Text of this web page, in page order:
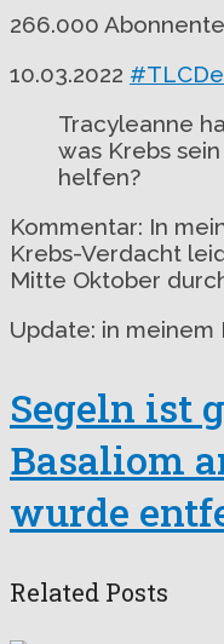
266.000
10.03.2022
Tracyleanne
was Krebs
helfen?
Kommentar: In
Krebs-Verdacht
Mitte Oktober
Update: in
Segeln ist
Basaliom
wurde
Related Posts